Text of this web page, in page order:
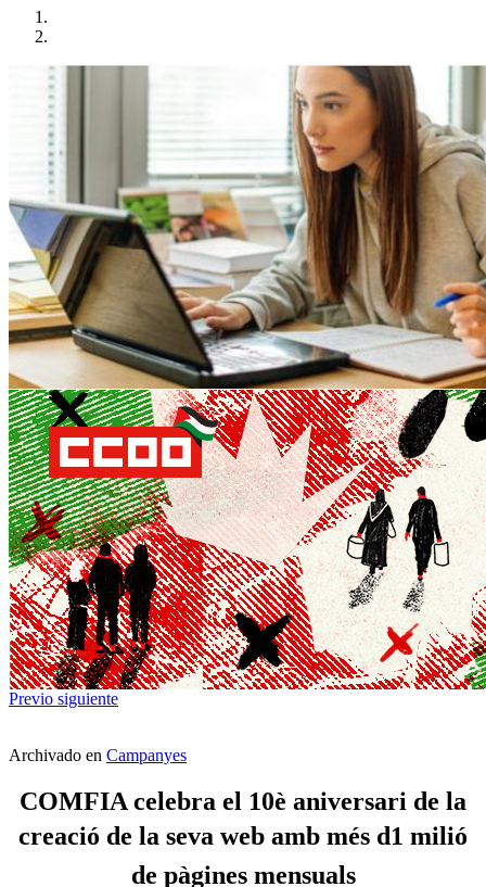
Previo siguiente
Archivado en Campanyes
COMFIA celebra el 10è aniversari de la
creació de la seva web amb més d1 milió
de pàgines mensuals